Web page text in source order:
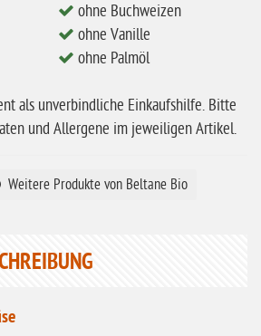
ohne Buchweizen
ohne Vanille
ohne Palmöl
als unverbindliche Einkaufshilfe. Bitte
und Allergene im jeweiligen Artikel.
Weitere Produkte von Beltane Bio